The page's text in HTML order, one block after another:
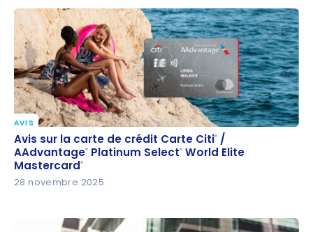
Avis sur la carte de crédit Carte Citi / AAdvantage
Platinum Select®World Elite Mastercard®
AVIS
Avis sur la carte de crédit Carte Citi® /
AAdvantage® Platinum Select® World Elite
Mastercard®
28 novembre 2025